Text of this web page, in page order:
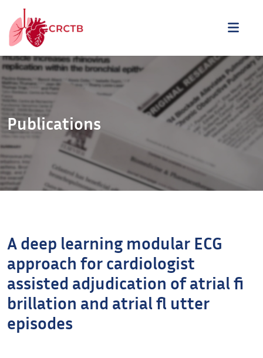
Aller au contenu
Publications
A deep learning modular ECG
approach for cardiologist
assisted adjudication of atrial fi
brillation and atrial fl utter
episodes